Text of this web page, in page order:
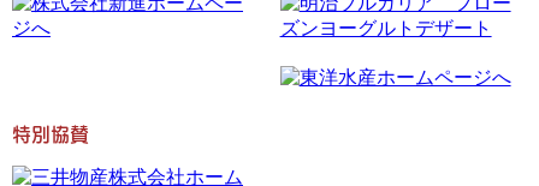
特別協賛